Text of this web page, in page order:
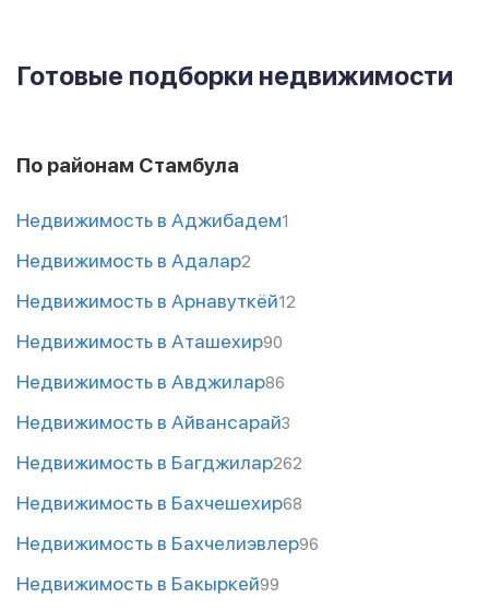
Готовые подборки недвижимости
По районам Стамбула
Недвижимость в Аджибадем1
Недвижимость в Адалар2
Недвижимость в Арнавуткёй12
Недвижимость в Аташехир90
Недвижимость в Авджилар86
Недвижимость в Айвансарай3
Недвижимость в Багджилар262
Недвижимость в Бахчешехир68
Недвижимость в Бахчелиэвлер96
Недвижимость в Бакыркей99